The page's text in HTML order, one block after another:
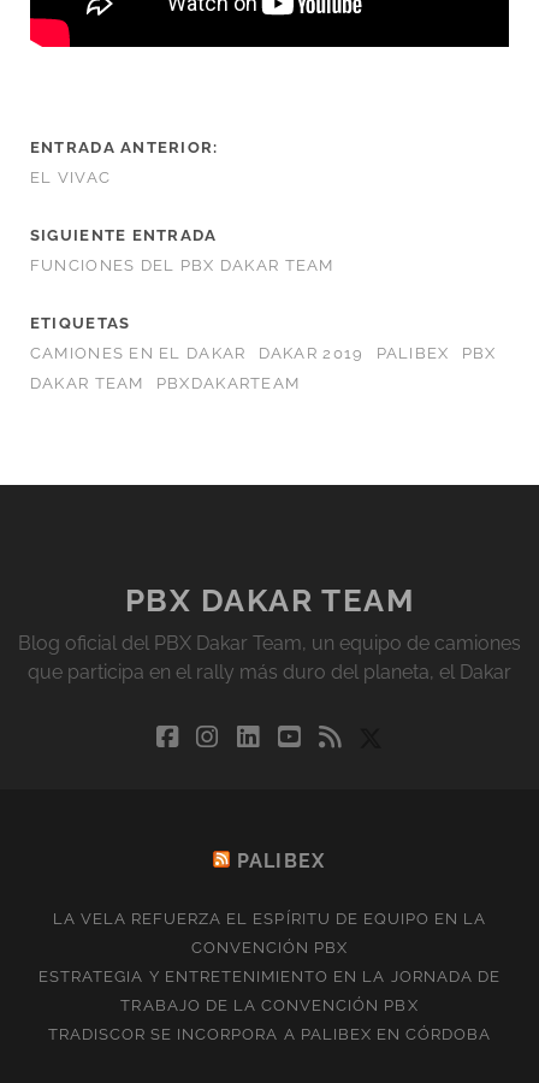
ENTRADA ANTERIOR:
EL VIVAC
SIGUIENTE ENTRADA
FUNCIONES DEL PBX DAKAR TEAM
ETIQUETAS
CAMIONES EN EL DAKAR
DAKAR 2019 PALIBEX
PBX
DAKAR TEAM
PBXDAKARTEAM
PBX DAKAR TEAM
Blog oficial del PBX Dakar Team, un equipo de camiones
que participa en el rally más duro del planeta, el Dakar
facebook
instagram
linkedin
youtube
rss
PALIBEX
LA VELA REFUERZA EL ESPÍRITU DE EQUIPO EN LA
CONVENCIÓN PBX
ESTRATEGIA Y ENTRETENIMIENTO EN LA JORNADA DE
TRABAJO DE LA CONVENCIÓN PBX
TRADISCOR SE INCORPORA A PALIBEX EN CÓRDOBA